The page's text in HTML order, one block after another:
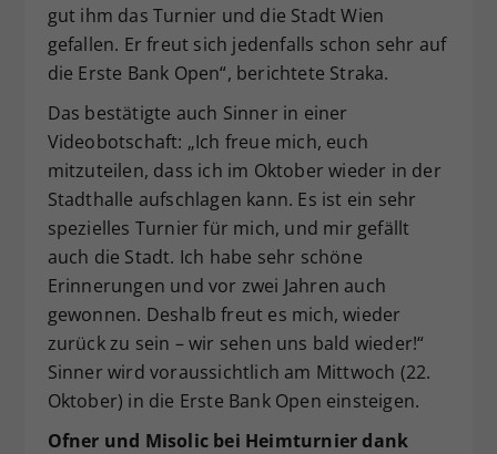
gut ihm das Turnier und die Stadt Wien
gefallen. Er freut sich jedenfalls schon sehr auf
die Erste Bank Open“, berichtete Straka.
Das bestätigte auch Sinner in einer
Videobotschaft: „Ich freue mich, euch
mitzuteilen, dass ich im Oktober wieder in der
Stadthalle aufschlagen kann. Es ist ein sehr
spezielles Turnier für mich, und mir gefällt
auch die Stadt. Ich habe sehr schöne
Erinnerungen und vor zwei Jahren auch
gewonnen. Deshalb freut es mich, wieder
zurück zu sein – wir sehen uns bald wieder!“
Sinner wird voraussichtlich am Mittwoch (22.
Oktober) in die Erste Bank Open einsteigen.
Ofner und Misolic bei Heimturnier dank